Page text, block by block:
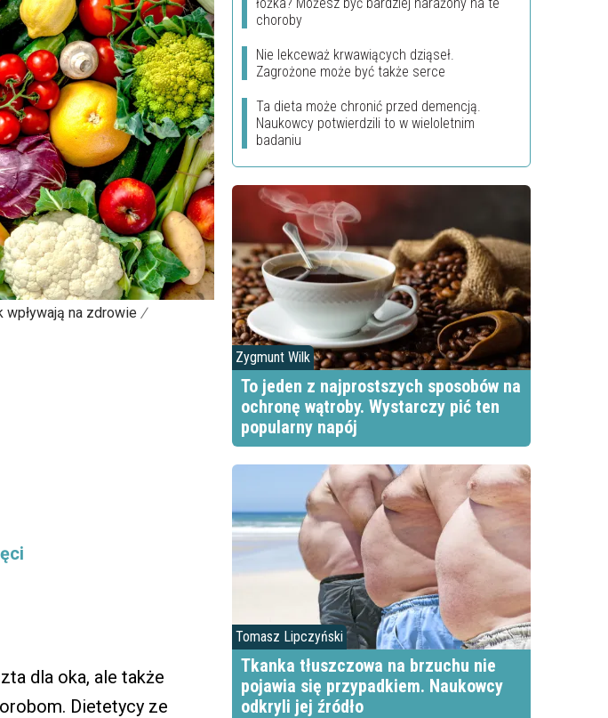
wpływają na zdrowie /
dla oka, ale także
Dietetycy ze
choroby
Nie lekceważ krwawiących dziąseł.
Zagrożone może być także serce
Ta dieta może chronić przed demencją.
Naukowcy potwierdzili to w wieloletnim
badaniu
Zygmunt Wilk
To jeden z najprostszych sposobów na
ochronę wątroby. Wystarczy pić ten
popularny napój
Tomasz Lipczyński
Tkanka tłuszczowa na brzuchu nie
pojawia się przypadkiem. Naukowcy
odkryli jej źródło